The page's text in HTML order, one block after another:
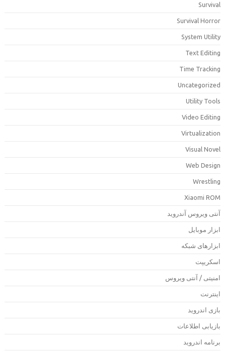
Survival
System
Text
Time
Utility
Video
Visual
Web
Xiaomi
ویروس آندروید
موبایل
شبکه
/ آنتی ویروس
اندروید
اطلاعات
اندروید